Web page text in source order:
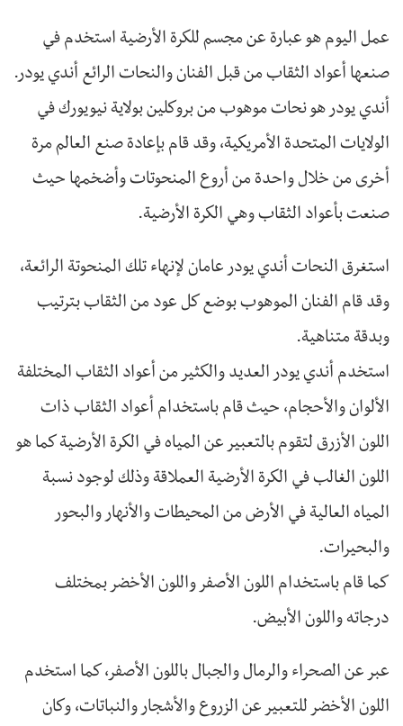
عمل اليوم هو عبارة عن مجسم للكرة الأرضية استخدم في
صنعها أعواد الثقاب من قبل الفنان والنحات الرائع أندي يودر.
أندي يودر هو نحات موهوب من بروكلين بولاية نيويورك في
الولايات المتحدة الأمريكية، وقد قام بإعادة صنع العالم مرة
أخرى من خلال واحدة من أروع المنحوتات وأضخمها حيث
صنعت بأعواد الثقاب وهي الكرة الأرضية.
استغرق النحات أندي يودر عامان لإنهاء تلك المنحوتة الرائعة،
وقد قام الفنان الموهوب بوضع كل عود من الثقاب بترتيب
وبدقة متناهية.
استخدم أندي يودر العديد والكثير من أعواد الثقاب المختلفة
الألوان والأحجام، حيث قام باستخدام أعواد الثقاب ذات
اللون الأزرق لتقوم بالتعبير عن المياه في الكرة الأرضية كما هو
اللون الغالب في الكرة الأرضية العملاقة وذلك لوجود نسبة
المياه العالية في الأرض من المحيطات والأنهار والبحور
والبحيرات.
كما قام باستخدام اللون الأصفر واللون الأخضر بمختلف
درجاته واللون الأبيض.
عبر عن الصحراء والرمال والجبال باللون الأصفر، كما استخدم
اللون الأخضر للتعبير عن الزروع والأشجار والنباتات، وكان